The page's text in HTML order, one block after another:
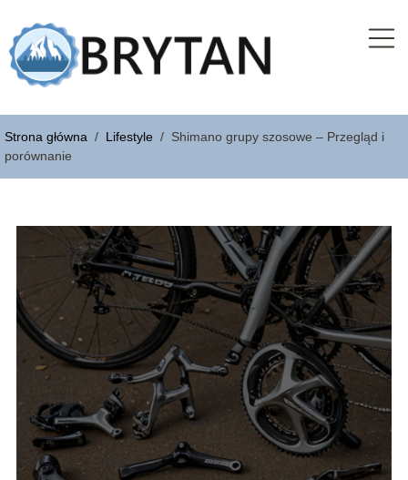
Strona główna / Lifestyle / Shimano grupy szosowe – Przegląd i
porównanie